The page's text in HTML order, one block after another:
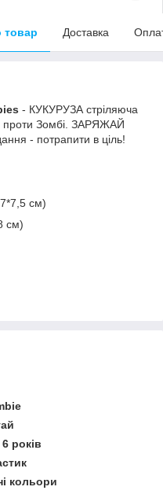
товар Доставка
- КУКУРУЗА стріляюча
проти Зомбі. ЗАРЯЖАЙ
- потрапити в ціль!
см)
см)
6 років
кольори